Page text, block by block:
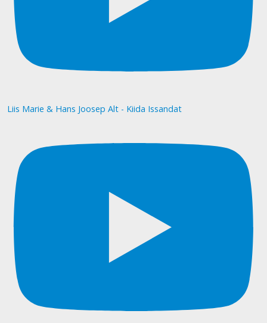
Liis Marie & Hans Joosep Alt - Kiida Issandat